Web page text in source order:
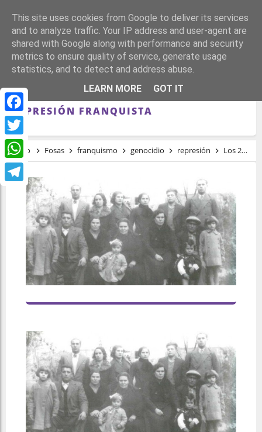
Facebook
Twitter
WhatsApp
Telegram
LOS 200 FUSILADOS EN CÁCERES EN LA
NAVIDAD MÁS SANGRIENTA DE LA
REPRESIÓN FRANQUISTA
Inicio Fosas franquismo genocidio represión Los 200 fusilados en Cáceres en la Navidad más sangrienta de la represión franquista
This site uses cookies from Google to deliver its services
and to analyze traffic. Your IP address and user-agent are
shared with Google along with performance and security
metrics to ensure quality of service, generate usage
statistics, and to detect and address abuse.
LEARN MORE
GOT IT